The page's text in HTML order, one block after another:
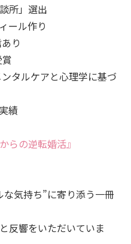
所」選出
ール作り
り
タルケアと心理学に基づ
績
らの逆転婚活』
気持ち”に寄り添う一冊
反響をいただいていま